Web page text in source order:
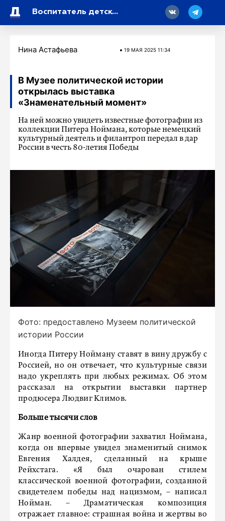
Воспитатель детского сада из Петербурга победила во всероссийском конкурсе «Педагогический дебют – 2025»
Нина Астафьева 19 МАЯ 2025 11:34
В Музее политической истории
открылась выставка
«Знаменательный момент»
На ней можно увидеть известные фотографии из
коллекции Питера Ноймана, которые немецкий
культурный деятель и филантроп передал в дар
России в честь 80-летия Победы
Фото: предоставлено Музеем политической
истории России
Иногда Питеру Нойману ставят в вину дружбу с
Россией, но он отвечает, что культурные связи
надо укреплять при любых режимах. Об этом
рассказал на открытии выставки партнер
продюсера Людвиг Климов.
Больше тысячи слов
Жанр военной фотографии захватил Ноймана,
когда он впервые увидел знаменитый снимок
Евгения Халдея, сделанный на крыше
Рейхстага. «Я был очарован стилем
классической военной фотографии, созданной
свидетелем победы над нацизмом, – написал
Нойман. – Драматическая композиция
отражает главное: страшная война и жертвы во